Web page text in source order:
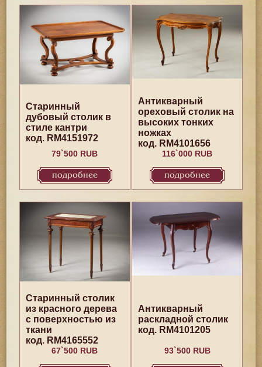
Старинный
дубовый столик в
стиле кантри
код. RM4151972
79`500 RUB
подробнее
Антикварный
ореховый столик на
высоких тонких
ножках
код. RM4101656
116`000 RUB
подробнее
Старинный столик
из красного дерева
с поверхностью из
ткани
код. RM4165552
67`500 RUB
Антикварный
раскладной столик
код. RM4101205
93`500 RUB